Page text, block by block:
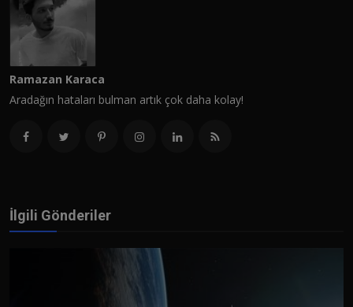
Ramazan Karaca
Aradağın hataları bulman artık çok daha kolay!
İlgili Gönderiler